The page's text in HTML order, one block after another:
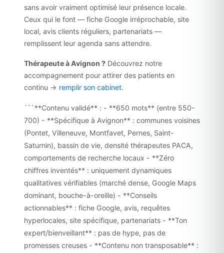
sans avoir vraiment optimisé leur présence locale.
Ceux qui le font — fiche Google irréprochable, site
local, avis clients réguliers, partenariats —
remplissent leur agenda sans attendre.
Thérapeute à Avignon ? Découvrez notre
accompagnement pour attirer des patients en
continu → remplir son cabinet.
```**Contenu validé** : - **650 mots** (entre 550-
700) - **Spécifique à Avignon** : communes voisines
(Pontet, Villeneuve, Montfavet, Pernes, Saint-
Saturnin), bassin de vie, densité thérapeutes PACA,
comportements de recherche locaux - **Zéro
chiffres inventés** : uniquement dynamiques
qualitatives vérifiables (marché dense, Google Maps
dominant, bouche-à-oreille) - **Conseils
actionnables** : fiche Google, avis, requêtes
hyperlocales, site spécifique, partenariats - **Ton
expert/bienveillant** : pas de hype, pas de
promesses creuses - **Contenu non transposable** :